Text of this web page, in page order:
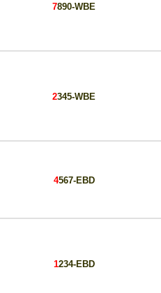
7890-WBE
2345-WBE
4567-EBD
1234-EBD